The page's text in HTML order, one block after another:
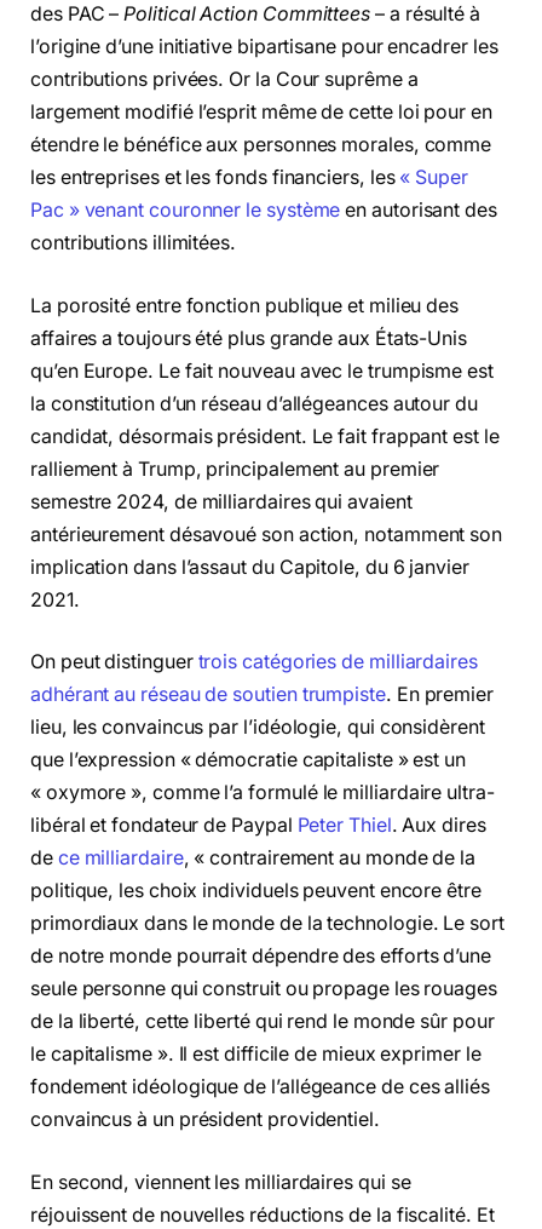
des PAC –Political Action Committees – a résulté à
l’origine d’une initiative bipartisane pour encadrer les
contributions privées. Or la Cour suprême a
largement modifié l’esprit même de cette loi pour en
étendre le bénéfice aux personnes morales, comme
les entreprises et les fonds financiers, les « Super
Pac » venant couronner le système en autorisant des
contributions illimitées.
La porosité entre fonction publique et milieu des
affaires a toujours été plus grande aux États-Unis
qu’en Europe. Le fait nouveau avec le trumpisme est
la constitution d’un réseau d’allégeances autour du
candidat, désormais président. Le fait frappant est le
ralliement à Trump, principalement au premier
semestre 2024, de milliardaires qui avaient
antérieurement désavoué son action, notamment son
implication dans l’assaut du Capitole, du 6 janvier
2021.
On peut distinguer trois catégories de milliardaires
adhérant au réseau de soutien trumpiste. En premier
lieu, les convaincus par l’idéologie, qui considèrent
que l’expression « démocratie capitaliste » est un
« oxymore », comme l’a formulé le milliardaire ultra-
libéral et fondateur de Paypal Peter Thiel. Aux dires
de ce milliardaire, « contrairement au monde de la
politique, les choix individuels peuvent encore être
primordiaux dans le monde de la technologie. Le sort
de notre monde pourrait dépendre des efforts d’une
seule personne qui construit ou propage les rouages
de la liberté, cette liberté qui rend le monde sûr pour
le capitalisme ». Il est difficile de mieux exprimer le
fondement idéologique de l’allégeance de ces alliés
convaincus à un président providentiel.
En second, viennent les milliardaires qui se
réjouissent de nouvelles réductions de la fiscalité. Et